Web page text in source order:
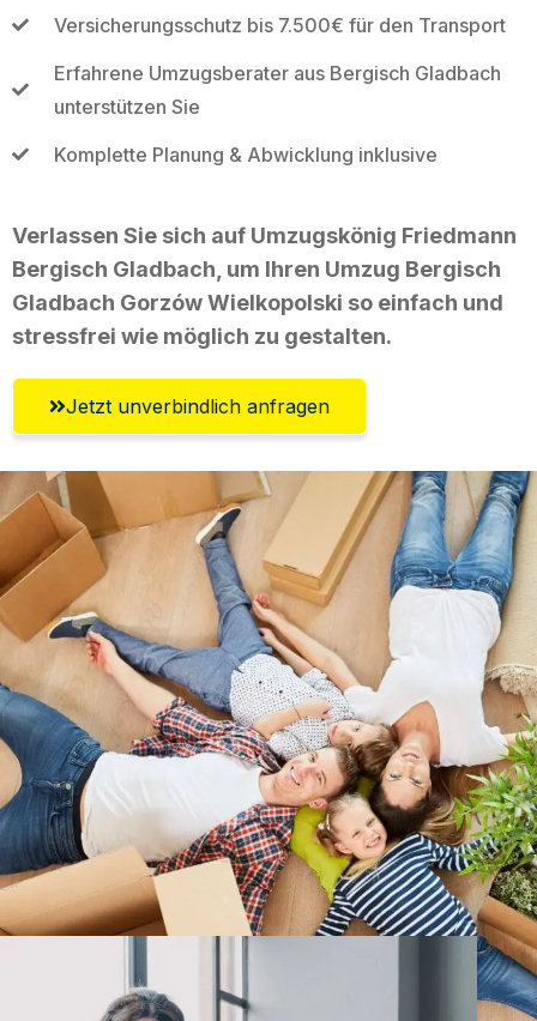
Versicherungsschutz bis 7.500€ für den Transport
Erfahrene Umzugsberater aus Bergisch Gladbach
unterstützen Sie
Komplette Planung & Abwicklung inklusive
Verlassen Sie sich auf Umzugskönig Friedmann
Bergisch Gladbach, um Ihren Umzug Bergisch
Gladbach Gorzów Wielkopolski so einfach und
stressfrei wie möglich zu gestalten.
Jetzt unverbindlich anfragen